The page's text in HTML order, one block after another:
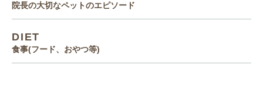
院長の大切なペットのエピソード
DIET
食事(フード、おやつ等)